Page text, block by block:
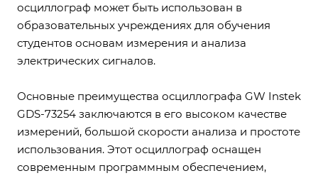
осциллограф может быть использован в
образовательных учреждениях для обучения
студентов основам измерения и анализа
электрических сигналов.
Основные преимущества осциллографа GW Instek
GDS-73254 заключаются в его высоком качестве
измерений, большой скорости анализа и простоте
использования. Этот осциллограф оснащен
современным программным обеспечением,